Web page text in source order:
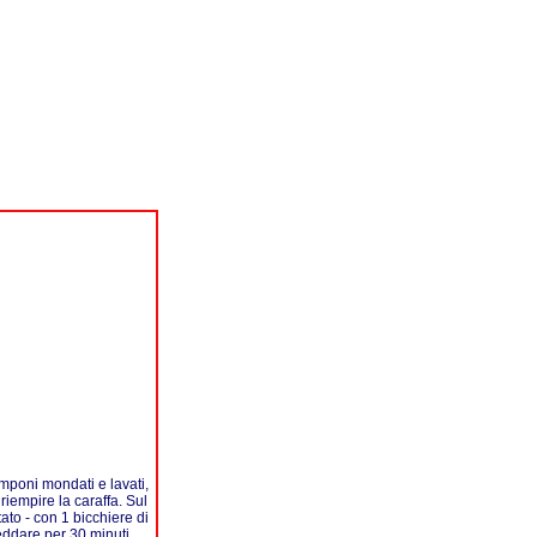
mondati e lavati,
la caraffa. Sul
- con 1 bicchiere di